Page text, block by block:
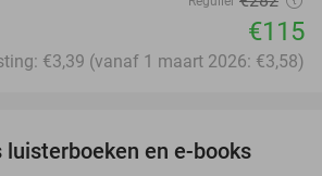
€115
€3,39 (vanaf 1 maart 2026: €3,58)
luisterboeken en e-books